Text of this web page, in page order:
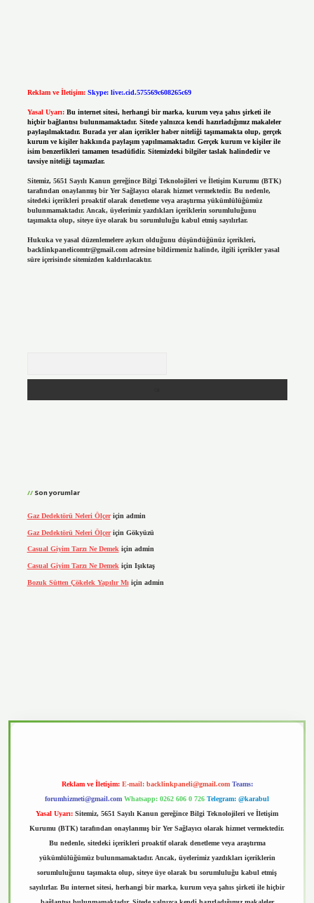
Reklam ve İletişim: Skype: live:.cid.575569c608265c69
Yasal Uyarı: Bu internet sitesi, herhangi bir marka, kurum veya şahıs şirketi ile
hiçbir bağlantısı bulunmamaktadır. Sitede yalnızca kendi hazırladığımız makaleler
paylaşılmaktadır. Burada yer alan içerikler haber niteliği taşımamakta olup, gerçek
kurum ve kişiler hakkında paylaşım yapılmamaktadır. Gerçek kurum ve kişiler ile
isim benzerlikleri tamamen tesadüfidir. Sitemizdeki bilgiler taslak halindedir ve
tavsiye niteliği taşımazlar.
Sitemiz, 5651 Sayılı Kanun gereğince Bilgi Teknolojileri ve İletişim Kurumu (BTK)
tarafından onaylanmış bir Yer Sağlayıcı olarak hizmet vermektedir. Bu nedenle,
sitedeki içerikleri proaktif olarak denetleme veya araştırma yükümlülüğümüz
bulunmamaktadır. Ancak, üyelerimiz yazdıkları içeriklerin sorumluluğunu
taşımakta olup, siteye üye olarak bu sorumluluğu kabul etmiş sayılırlar.
Hukuka ve yasal düzenlemelere aykırı olduğunu düşündüğünüz içerikleri,
backlinkpanelicomtr@gmail.comadresine bildirmeniz halinde, ilgili içerikler yasal
süre içerisinde sitemizden kaldırılacaktır.
Son yorumlar
Gaz Dedektörü Neleri Ölçeriçin admin
Gaz Dedektörü Neleri Ölçeriçin Gökyüzü
Casual Giyim Tarzı Ne Demekiçin admin
Casual Giyim Tarzı Ne Demek için Işıktaş
Bozuk Sütten Çökelek Yapılır Mı için admin
Reklam ve İletişim: E-mail: backlinkpaneli@gmail.com Teams:
forumhizmeti@gmail.com Whatsapp: 0262 606 0 726 Telegram: @karabul
Yasal Uyarı: Sitemiz, 5651 Sayılı Kanun gereğince Bilgi Teknolojileri ve İletişim
Kurumu (BTK) tarafından onaylanmış bir Yer Sağlayıcı olarak hizmet vermektedir.
Bu nedenle, sitedeki içerikleri proaktif olarak denetleme veya araştırma
yükümlülüğümüz bulunmamaktadır. Ancak, üyelerimiz yazdıkları içeriklerin
sorumluluğunu taşımakta olup, siteye üye olarak bu sorumluluğu kabul etmiş
sayılırlar. Bu internet sitesi, herhangi bir marka, kurum veya şahıs şirketi ile hiçbir